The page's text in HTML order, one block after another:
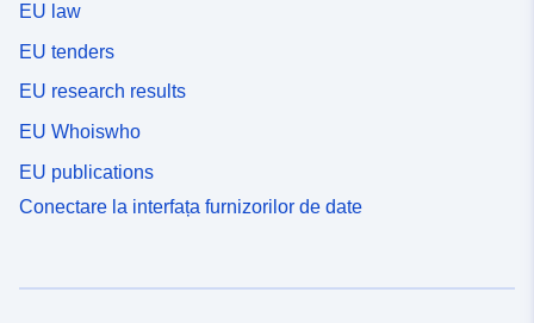
EU law
EU tenders
EU research results
EU Whoiswho
EU publications
Conectare la interfața furnizorilor de date